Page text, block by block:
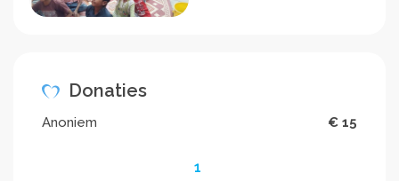
Donaties
Anoniem € 15
1